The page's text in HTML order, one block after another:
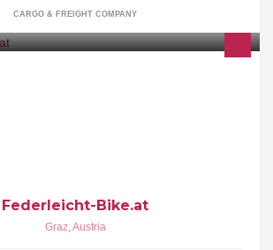
CARGO & FREIGHT COMPANY
Federleicht-Bike.at
Graz,Austria